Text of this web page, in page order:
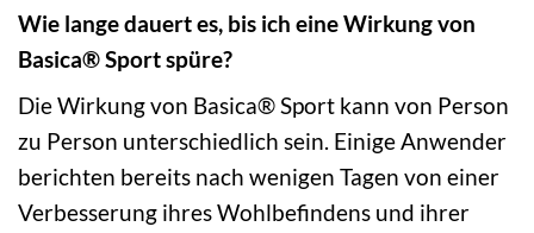
Wie lange dauert es, bis ich eine Wirkung von
Basica® Sport spüre?
Die Wirkung von Basica® Sport kann von Person
zu Person unterschiedlich sein. Einige Anwender
berichten bereits nach wenigen Tagen von einer
Verbesserung ihres Wohlbefindens und ihrer